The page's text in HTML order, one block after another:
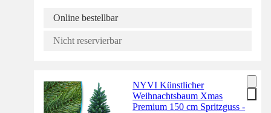
Online bestellbar
Nicht reservierbar
NYVI Künstlicher
Weihnachtsbaum Xmas
Premium 150 cm Spritzguss -